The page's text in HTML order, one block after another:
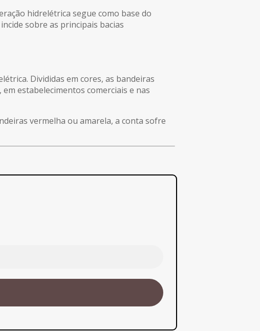
hidrelétrica segue como base do
sobre as principais bacias
Divididas em cores, as bandeiras
estabelecimentos comerciais e nas
vermelha ou amarela, a conta sofre